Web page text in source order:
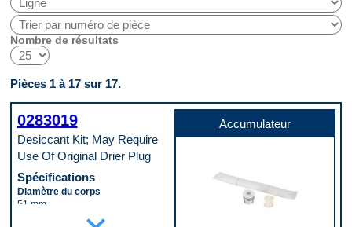
Nombre de résultats
Pièces 1 à 17 sur 17.
0283019
Desiccant Kit; May Require
Use Of Original Drier Plug
Spécifications
Diamètre du corps
51 mm
Longueur du corps
Accumulateur